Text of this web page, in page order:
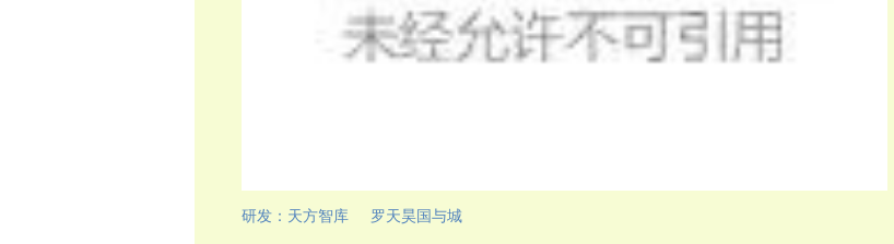
研发：天方智库 罗天昊国与城